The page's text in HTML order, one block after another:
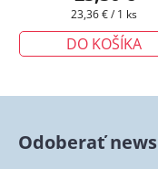
Jednotková
23,36 € / 1 ks
DO KOŠÍKA
Odoberať